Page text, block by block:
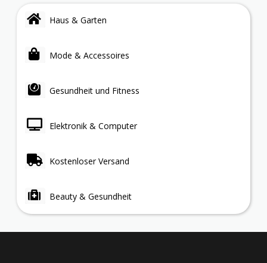
Haus & Garten
Mode & Accessoires
Gesundheit und Fitness
Elektronik & Computer
Kostenloser Versand
Beauty & Gesundheit